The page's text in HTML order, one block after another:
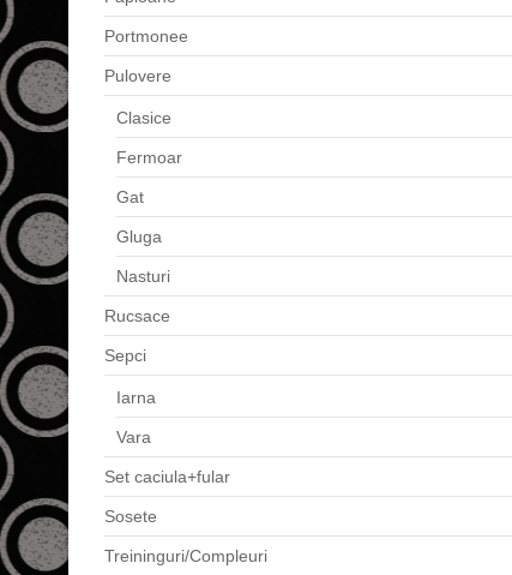
Portmonee
Pulovere
Clasice
Fermoar
Gat
Gluga
Nasturi
Rucsace
Sepci
Iarna
Vara
Set caciula+fular
Sosete
Treininguri/Compleuri